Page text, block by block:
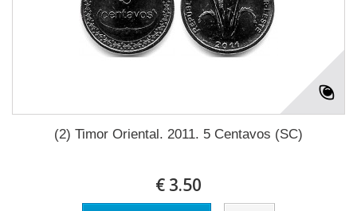
(2) Timor Oriental. 2011. 5 Centavos (SC)
€ 3.50